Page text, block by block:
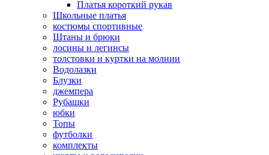
Платья короткий рукав
Школьные платья
костюмы спортивные
Штаны и брюки
лосины и легинсы
толстовки и куртки на молнии
Водолазки
Блузки
джемпера
Рубашки
юбки
Топы
футболки
комплекты